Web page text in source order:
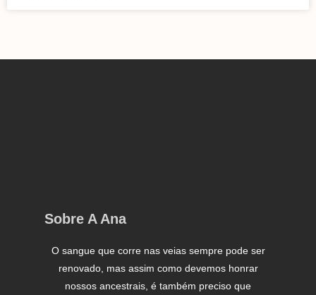
Sobre A Ana
O sangue que corre nas veias sempre pode ser
renovado, mas assim como devemos honrar
nossos ancestrais, é também preciso que